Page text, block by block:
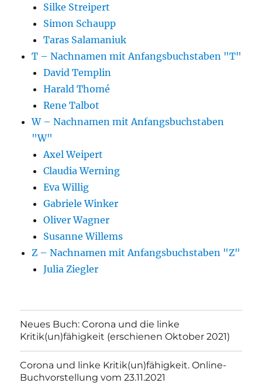
Silke Streipert
Simon Schaupp
Taras Salamaniuk
T – Nachnamen mit Anfangsbuchstaben "T"
David Templin
Harald Thomé
Rene Talbot
W – Nachnamen mit Anfangsbuchstaben
"W"
Axel Weipert
Claudia Werning
Eva Willig
Gabriele Winker
Oliver Wagner
Susanne Willems
Z – Nachnamen mit Anfangsbuchstaben "Z"
Julia Ziegler
Neues Buch: Corona und die linke
Kritik(un)fähigkeit (erschienen Oktober 2021)
Corona und linke Kritik(un)fähigkeit. Online-
Buchvorstellung vom 23.11.2021